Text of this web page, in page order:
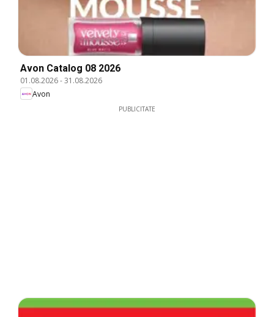
Avon Catalog 08 2026
01.08.2026-31.08.2026
Avon
PUBLICITATE